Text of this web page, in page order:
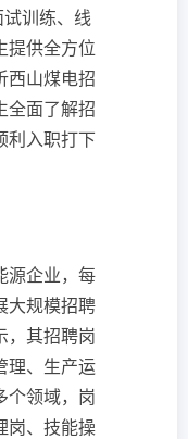
训练、线
提供全方位
西山煤电招
全面了解招
利入职打下
源企业，每
大规模招聘
，其招聘岗
理、生产运
个领域，岗
岗、技能操